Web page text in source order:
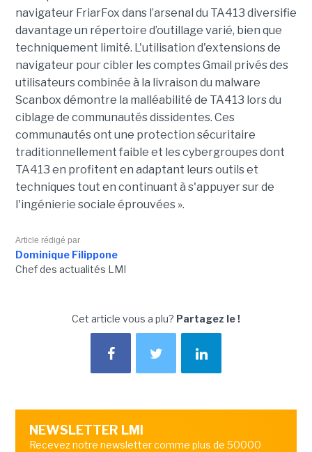
navigateur FriarFox dans l’arsenal du TA413 diversifie
davantage un répertoire d’outillage varié, bien que
techniquement limité. L'utilisation d'extensions de
navigateur pour cibler les comptes Gmail privés des
utilisateurs combinée à la livraison du malware
Scanbox démontre la malléabilité de TA413 lors du
ciblage de communautés dissidentes. Ces
communautés ont une protection sécuritaire
traditionnellement faible et les cybergroupes dont
TA413 en profitent en adaptant leurs outils et
techniques tout en continuant à s'appuyer sur de
l'ingénierie sociale éprouvées ».
Article rédigé par
Dominique Filippone
Chef des actualités LMI
Cet article vous a plu? Partagez le !
NEWSLETTER LMI
Recevez notre newsletter comme plus de 50000